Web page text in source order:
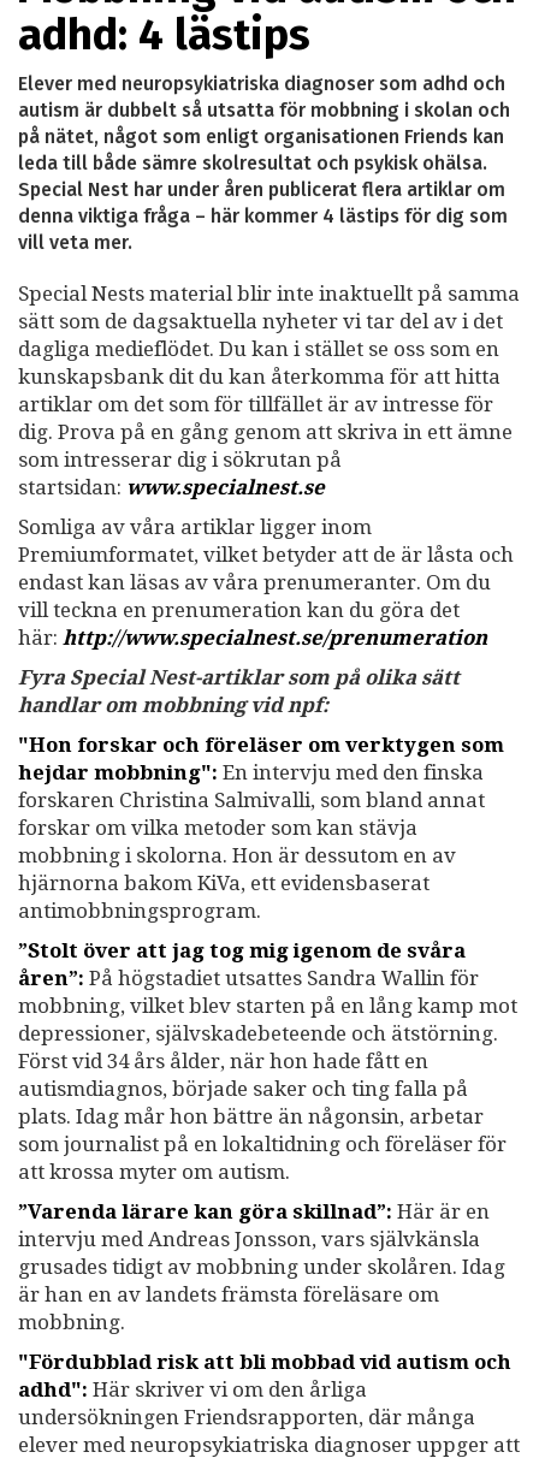
adhd: 4 lästips
Elever med neuropsykiatriska diagnoser som adhd och
autism är dubbelt så utsatta för mobbning i skolan och
på nätet, något som enligt organisationen Friends kan
leda till både sämre skolresultat och psykisk ohälsa.
Special Nest har under åren publicerat flera artiklar om
denna viktiga fråga – här kommer 4 lästips för dig som
vill veta mer.
Special Nests material blir inte inaktuellt på samma
sätt som de dagsaktuella nyheter vi tar del av i det
dagliga medieflödet. Du kan i stället se oss som en
kunskapsbank dit du kan återkomma för att hitta
artiklar om det som för tillfället är av intresse för
dig. Prova på en gång genom att skriva in ett ämne
som intresserar dig i sökrutan på
startsidan: www.specialnest.se
Somliga av våra artiklar ligger inom
Premiumformatet, vilket betyder att de är låsta och
endast kan läsas av våra prenumeranter. Om du
vill teckna en prenumeration kan du göra det
här: http://www.specialnest.se/prenumeration
Fyra Special Nest-artiklar som på olika sätt
handlar om mobbning vid npf:
"Hon forskar och föreläser om verktygen som
hejdar mobbning": En intervju med den finska
forskaren Christina Salmivalli, som bland annat
forskar om vilka metoder som kan stävja
mobbning i skolorna. Hon är dessutom en av
hjärnorna bakom KiVa, ett evidensbaserat
antimobbningsprogram.
”Stolt över att jag tog mig igenom de svåra
åren”: På högstadiet utsattes Sandra Wallin för
mobbning, vilket blev starten på en lång kamp mot
depressioner, självskadebeteende och ätstörning.
Först vid 34 års ålder, när hon hade fått en
autismdiagnos, började saker och ting falla på
plats. Idag mår hon bättre än någonsin, arbetar
som journalist på en lokaltidning och föreläser för
att krossa myter om autism.
”Varenda lärare kan göra skillnad”: Här är en
intervju med Andreas Jonsson, vars självkänsla
grusades tidigt av mobbning under skolåren. Idag
är han en av landets främsta föreläsare om
mobbning.
"Fördubblad risk att bli mobbad vid autism och
adhd": Här skriver vi om den årliga
undersökningen Friendsrapporten, där många
elever med neuropsykiatriska diagnoser uppger att